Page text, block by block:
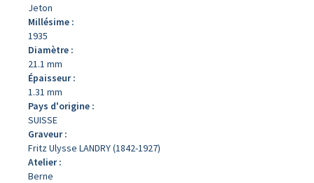
Jeton
Millésime :
1935
Diamètre :
21.1 mm
Épaisseur :
1.31 mm
Pays d'origine :
SUISSE
Graveur :
Fritz Ulysse LANDRY (1842-1927)
Atelier :
Berne